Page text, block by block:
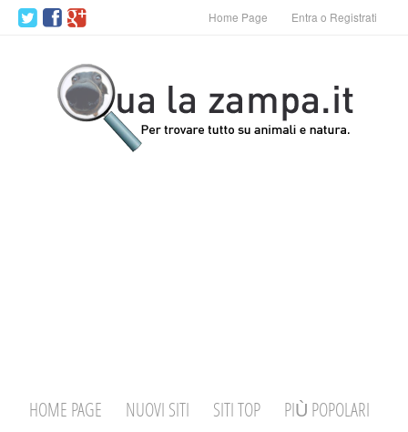
Home Page Entra o Registrati
HOME PAGE NUOVI SITI SITI TOP
PIÙ POPOLARI